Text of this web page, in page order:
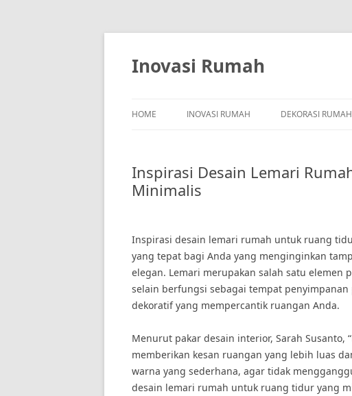
Skip
Inovasi Rumah
HOME INOVASI RUMAH DEKORASI RUMAH
Inspirasi Desain Lemari
Minimalis
Inspirasi desain lemari rumah untuk ruang
yang tepat bagi Anda yang menginginkan
elegan. Lemari merupakan salah satu elemen
selain berfungsi sebagai tempat
dekoratif yang mempercantik ruangan Anda.
Menurut pakar desain interior, Sarah Susanto,
memberikan kesan ruangan yang lebih luas
warna yang sederhana, agar tidak
desain lemari rumah untuk ruang tidur yang